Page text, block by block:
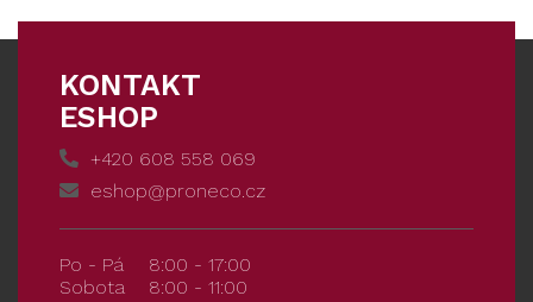
KONTAKT
ESHOP
+420 608 558 069
eshop@proneco.cz
Po - Pá
8:00 - 17:00
Sobota
8:00 - 11:00